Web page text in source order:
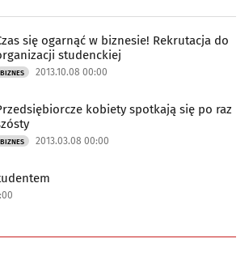
się ogarnąć w biznesie! Rekrutacja do
studenckiej
BIZNES 2013.10.08 00:00
kobiety spotkają się po raz
BIZNES 2013.03.08 00:00